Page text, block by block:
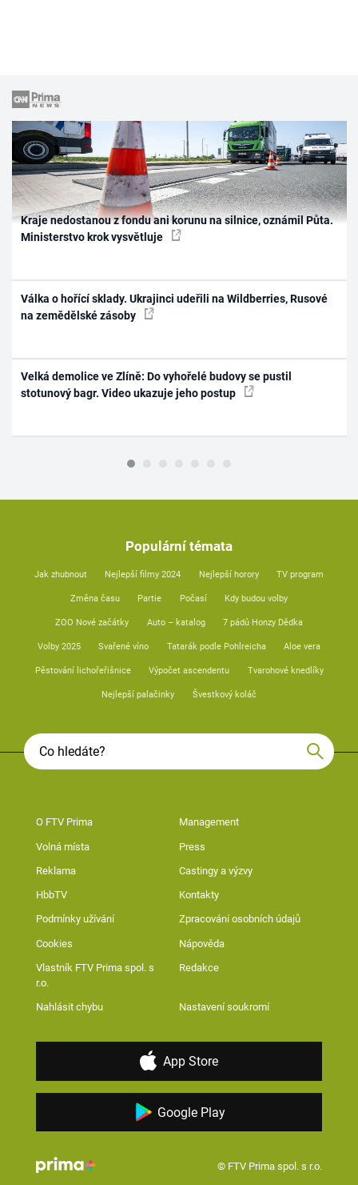
Kraje nedostanou z fondu ani korunu na silnice, oznámil Půta.
Ministerstvo krok vysvětluje
Válka o hořící sklady. Ukrajinci udeřili na Wildberries, Rusové
na zemědělské zásoby
Velká demolice ve Zlíně: Do vyhořelé budovy se pustil
stotunový bagr. Video ukazuje jeho postup
Populární témata
Jak zhubnout Nejlepší filmy 2024 Nejlepší horory TV program
Změna času Partie Počasí Kdy budou volby
ZOO Nové začátky Auto – katalog 7 pádů Honzy Dědka
Volby 2025 Svařené víno Tatarák podle Pohlreicha Aloe vera
Pěstování lichořeřišnice Výpočet ascendentu Tvarohové knedlíky
Nejlepší palačinky Švestkový koláč
O FTV Prima Management
Volná místa Press
Reklama Castingy a výzvy
HbbTV Kontakty
Podmínky užívání Zpracování osobních údajů
Cookies Nápověda
Vlastník FTV Prima spol. s
r.o.
Redakce
Nahlásit chybu Nastavení soukromí
App Store
Google Play
© FTV Prima spol. s r.o.